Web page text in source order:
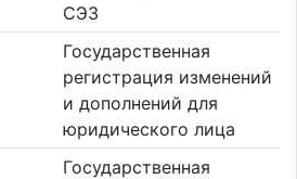
СЭЗ
Государственная
регистрация изменений
и дополнений для
юридического лица
Государственная